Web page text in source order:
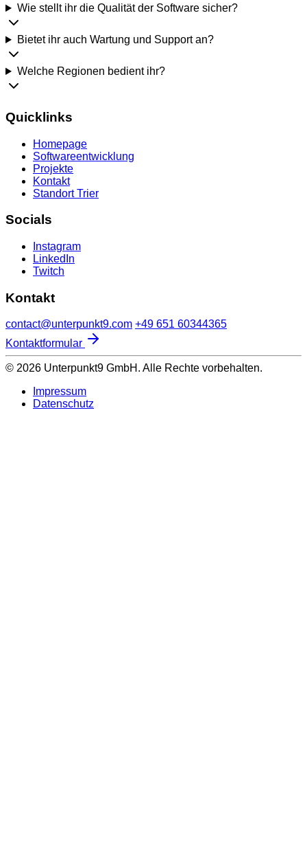
Wie stellt ihr die Qualität der Software sicher?
Bietet ihr auch Wartung und Support an?
Welche Regionen bedient ihr?
Quicklinks
Homepage
Softwareentwicklung
Projekte
Kontakt
Standort Trier
Socials
Instagram
LinkedIn
Twitch
Kontakt
contact@unterpunkt9.com +49 651 60344365
Kontaktformular
© 2026 Unterpunkt9 GmbH. Alle Rechte vorbehalten.
Impressum
Datenschutz